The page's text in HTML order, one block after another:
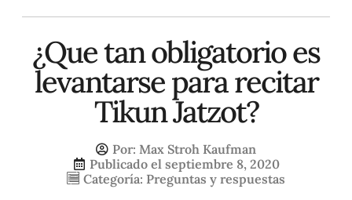
¿Que tan obligatorio es
levantarse para recitar
Tikun Jatzot?
Por: Max Stroh Kaufman
Publicado el septiembre 8, 2020
Categoría: Preguntas y respuestas